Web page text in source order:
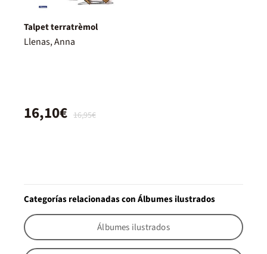
Talpet terratrèmol
Llenas, Anna
16,95€
16,10€
Categorías relacionadas con Álbumes ilustrados
Álbumes ilustrados